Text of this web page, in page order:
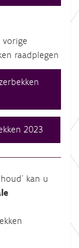
vorige
raadplegen
2023
kan u